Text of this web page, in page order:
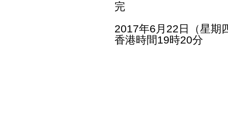
完
2017年6月22日（星期
香港時間19時20分